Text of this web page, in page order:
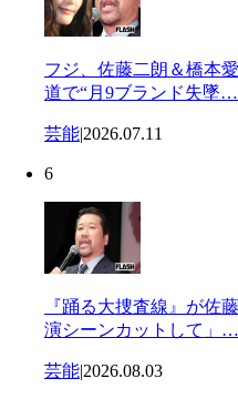
フジ、佐藤二朗＆橋本
道で“月9ブランド失墜…
芸能|2026.07.11
6
『踊る大捜査線』が佐
演シーンカットして」…
芸能|2026.08.03